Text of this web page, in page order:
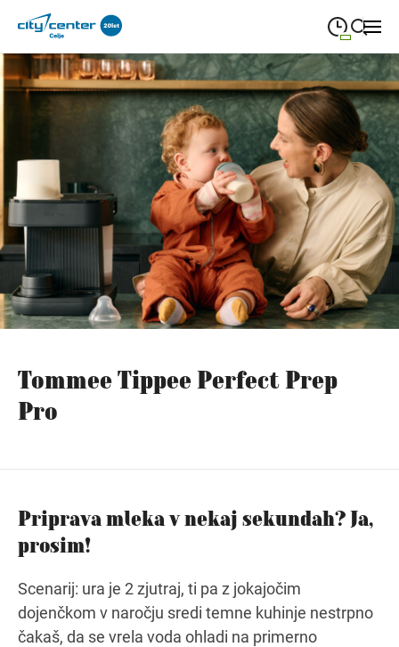
Close search
ponedeljek
PONEDELJEK 09:00— 21:00
09:00 21:00
sreda
09:00 —21:00
četrtek
09:00— 21:00
petek
PETEK 09:00—21:00
sobota
SOBOTA Zaprto
Navodila za pot
Tommee Tippee Perfect Prep
Pro
Priprava mleka v nekaj sekundah? Ja,
prosim!
Scenarij: ura je 2 zjutraj, ti pa z jokajočim
dojenčkom v naročju sredi temne kuhinje nestrpno
čakaš, da se vrela voda ohladi na primerno